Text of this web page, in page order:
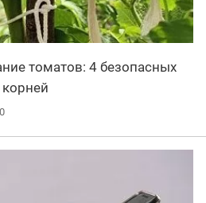
томатов: 4 безопасных